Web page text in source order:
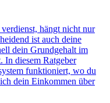
hängt nicht nur
ist auch deine
dein Grundgehalt im
In diesem Ratgeber
funktioniert, wo du
dein Einkommen über